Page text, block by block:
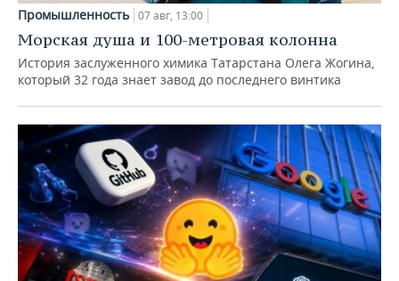
Промышленность 07 авг, 13:00
Морская душа и 100-метровая колонна
История заслуженного химика Татарстана Олега Жогина,
который 32 года знает завод до последнего винтика